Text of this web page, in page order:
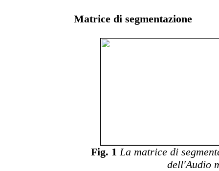
Matrice di segmentazione
Fig. 1 La matrice di
dell'Audio